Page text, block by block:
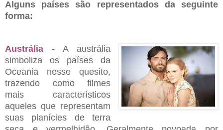
Alguns países são representados da seguinte
forma:
Austrália - A austrália
simboliza os países da
Oceania nesse quesito,
trazendo como filmes
mais característicos
aqueles que representam
suas planícies de terra